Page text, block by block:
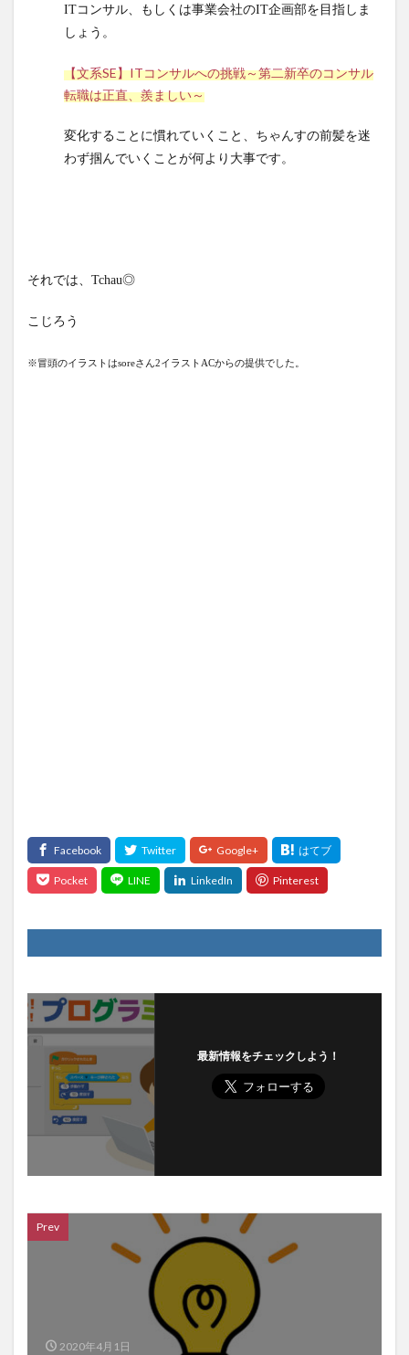
ITコンサル、もしくは事業会社のIT企画部を目指しま
しょう。
【文系SE】ITコンサルへの挑戦～第二新卒のコンサル
転職は正直、羨ましい～
変化することに慣れていくこと、ちゃんすの前髪を迷
わず掴んでいくことが何より大事です。
それでは、Tchau◎
こじろう
※冒頭のイラストはsoreさん2イラストACからの提供でした。
最新情報をチェックしよう！
Prev
2020年4月1日